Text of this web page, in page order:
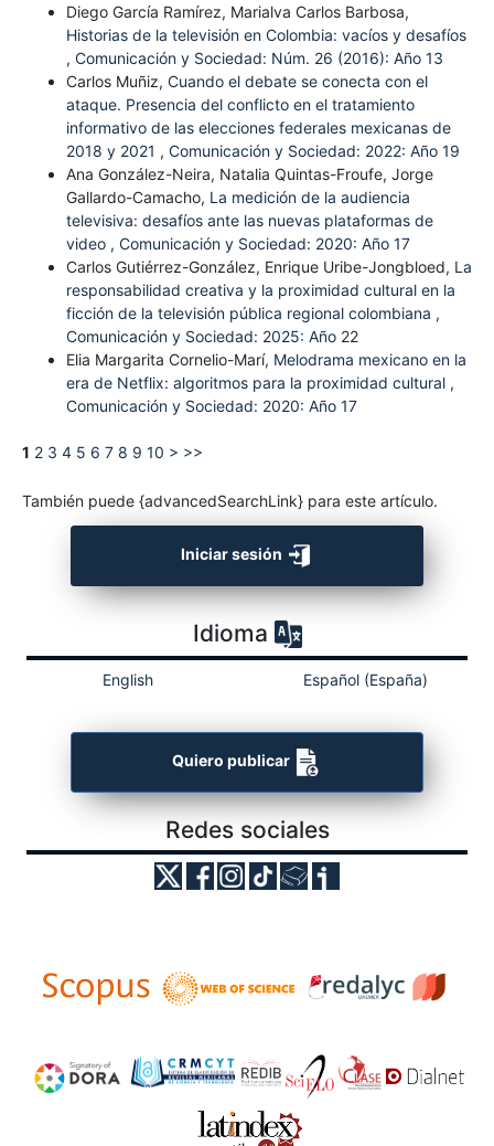
Diego García Ramírez, Marialva Carlos Barbosa,
Historias de la televisión en Colombia: vacíos y desafíos
, Comunicación y Sociedad: Núm. 26 (2016): Año 13
Carlos Muñiz, Cuando el debate se conecta con el
ataque. Presencia del conflicto en el tratamiento
informativo de las elecciones federales mexicanas de
2018 y 2021 , Comunicación y Sociedad: 2022: Año 19
Ana González-Neira, Natalia Quintas-Froufe, Jorge
Gallardo-Camacho, La medición de la audiencia
televisiva: desafíos ante las nuevas plataformas de
video , Comunicación y Sociedad: 2020: Año 17
Carlos Gutiérrez-González, Enrique Uribe-Jongbloed, La
responsabilidad creativa y la proximidad cultural en la
ficción de la televisión pública regional colombiana ,
Comunicación y Sociedad: 2025: Año 22
Elia Margarita Cornelio-Marí, Melodrama mexicano en la
era de Netflix: algoritmos para la proximidad cultural ,
Comunicación y Sociedad: 2020: Año 17
1 2 3 4 5 6 7 8 9 10 > >>
También puede {advancedSearchLink} para este artículo.
Iniciar sesión
Idioma
English Español (España)
Quiero publicar
Redes sociales